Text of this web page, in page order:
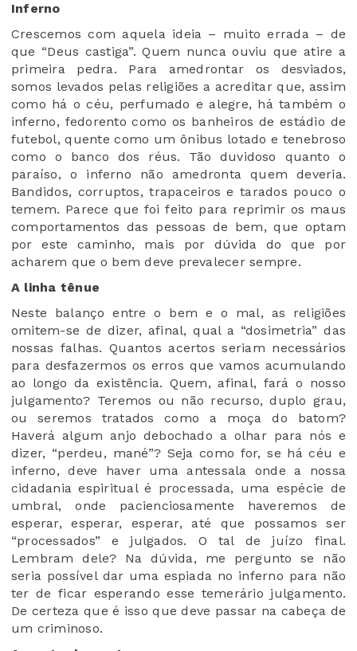
Inferno
Crescemos com aquela ideia – muito errada – de
que “Deus castiga”. Quem nunca ouviu que atire a
primeira pedra. Para amedrontar os desviados,
somos levados pelas religiões a acreditar que, assim
como há o céu, perfumado e alegre, há também o
inferno, fedorento como os banheiros de estádio de
futebol, quente como um ônibus lotado e tenebroso
como o banco dos réus. Tão duvidoso quanto o
paraíso, o inferno não amedronta quem deveria.
Bandidos, corruptos, trapaceiros e tarados pouco o
temem. Parece que foi feito para reprimir os maus
comportamentos das pessoas de bem, que optam
por este caminho, mais por dúvida do que por
acharem que o bem deve prevalecer sempre.
A linha tênue
Neste balanço entre o bem e o mal, as religiões
omitem-se de dizer, afinal, qual a “dosimetria” das
nossas falhas. Quantos acertos seriam necessários
para desfazermos os erros que vamos acumulando
ao longo da existência. Quem, afinal, fará o nosso
julgamento? Teremos ou não recurso, duplo grau,
ou seremos tratados como a moça do batom?
Haverá algum anjo debochado a olhar para nós e
dizer, “perdeu, mané”? Seja como for, se há céu e
inferno, deve haver uma antessala onde a nossa
cidadania espiritual é processada, uma espécie de
umbral, onde pacienciosamente haveremos de
esperar, esperar, esperar, até que possamos ser
“processados” e julgados. O tal de juízo final.
Lembram dele? Na dúvida, me pergunto se não
seria possível dar uma espiada no inferno para não
ter de ficar esperando esse temerário julgamento.
De certeza que é isso que deve passar na cabeça de
um criminoso.